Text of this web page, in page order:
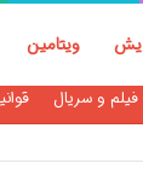
ویتامین
فیلم و سریال